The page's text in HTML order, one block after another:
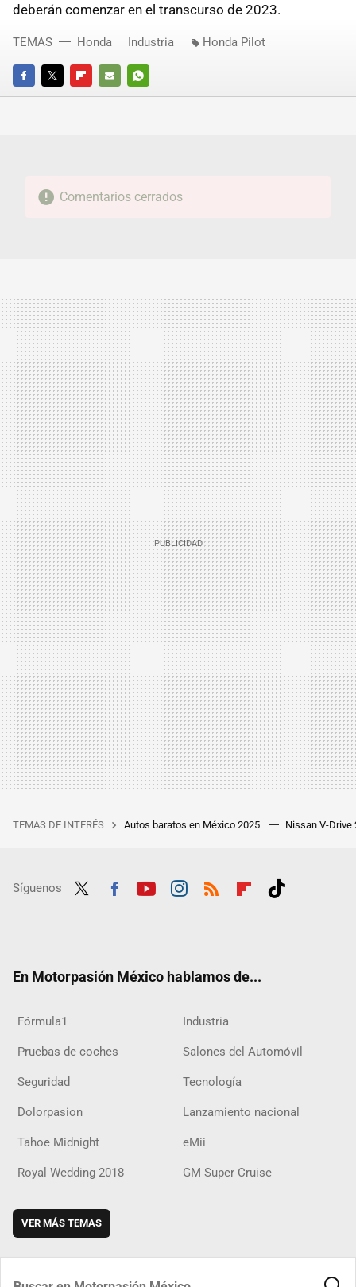
deberán comenzar en el transcurso de 2023.
FACEBOOKTWITTERFLIPBOARD
E-
WHATSAPP
TEMAS Honda Industria Honda Pilot
Comentarios cerrados
TEMAS DE INTERÉS Autos baratos en México 2025 Nissan V-Drive
Síguenos
En Motorpasión México hablamos de...
Fórmula1 Industria
Pruebas de coches Salones del Automóvil
Seguridad Tecnología
Dolorpasion Lanzamiento nacional
Tahoe Midnight eMii
Royal Wedding 2018 GM Super Cruise
VER MÁS TEMAS